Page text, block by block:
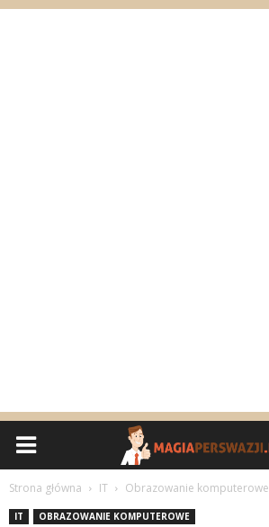
Strona główna IT Obrazowanie komputerowe
IT OBRAZOWANIE KOMPUTEROWE